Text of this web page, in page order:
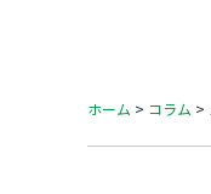
ホーム > コラム >